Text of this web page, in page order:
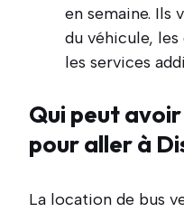
en semaine. Ils
du véhicule,
les services
Qui peut avoir
pour aller à
La location de bus